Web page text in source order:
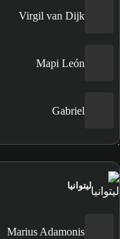
Virgil van Dijk
Mapi León
Gabriel
ليتوانيا
Marius Adamonis